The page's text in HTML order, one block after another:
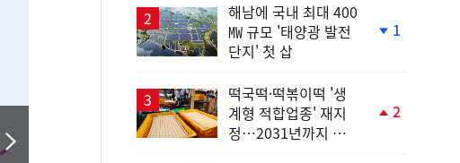
해남에 국내 최대 400
㎿ 규모 '태양광 발전
단지' 첫 삽
1
떡국떡·떡볶이떡 '생
계형 적합업종' 재지
정…2031년까지 보
2